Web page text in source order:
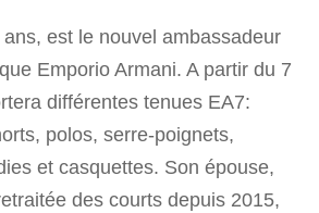
est le nouvel ambassadeur
Emporio Armani. A partir du 7
différentes tenues EA7:
polos, serre-poignets,
et casquettes. Son épouse,
des courts depuis 2015,